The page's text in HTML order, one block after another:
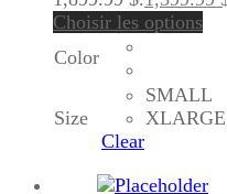
Choisir les options
Color
Size
SMALL
XLARGE
Clear